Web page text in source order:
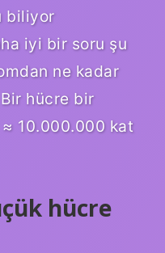
biliyor
iyi bir soru şu
ne kadar
hücre bir
10.000.000 kat
hücre